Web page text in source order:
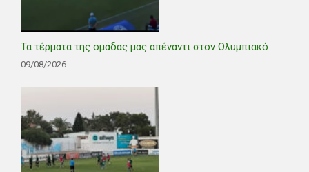
Τα τέρματα της ομάδας μας απέναντι στον Ολυμπιακό
09/08/2026